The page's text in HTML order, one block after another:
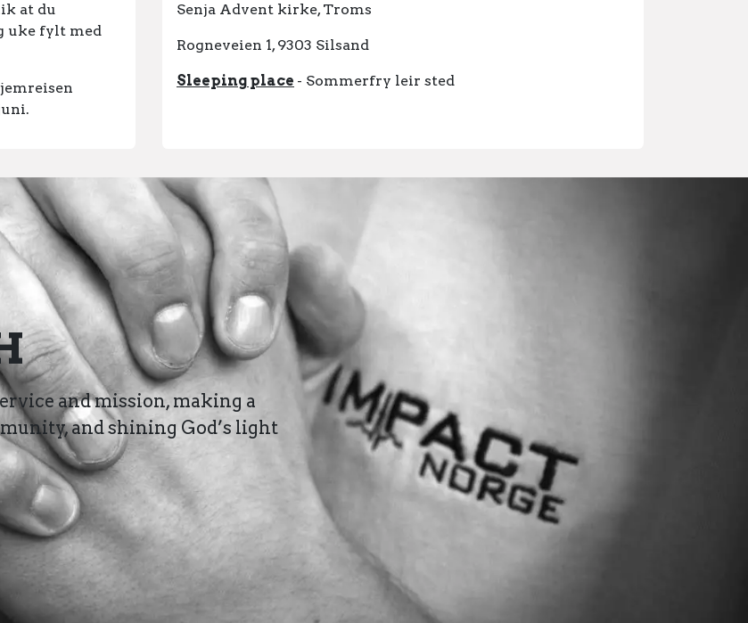
at du
uke fylt med
Senja Advent kirke, Troms
Rogneveien 1, 9303 Silsand
Sleeping place - Sommerfry leir sted
and mission, making a
and shining God’s light